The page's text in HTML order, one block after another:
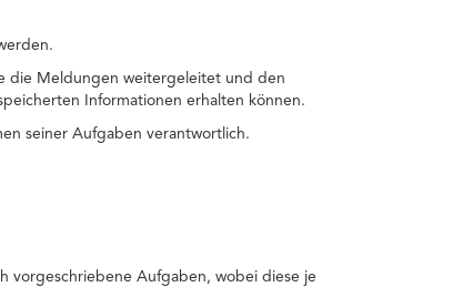
die Meldungen weitergeleitet und den
Informationen erhalten können.
seiner Aufgaben verantwortlich.
vorgeschriebene Aufgaben, wobei diese je